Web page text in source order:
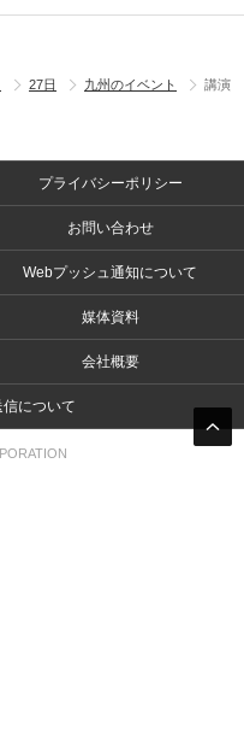
27日 九州のイベント
講演
プライバシーポリシー
お問い合わせ
Webプッシュ通知について
媒体資料
会社概要
について